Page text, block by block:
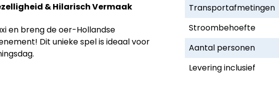
& Hilarisch Vermaak
en breng de oer-Hollandse
Dit unieke spel is ideaal voor
Transportafmetingen
Stroombehoefte
Aantal personen
Levering inclusief